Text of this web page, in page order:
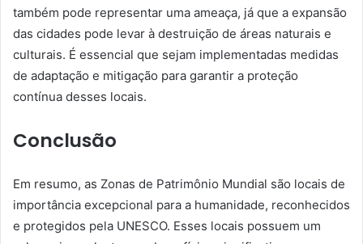
também pode representar uma ameaça, já que a expansão
das cidades pode levar à destruição de áreas naturais e
culturais. É essencial que sejam implementadas medidas
de adaptação e mitigação para garantir a proteção
contínua desses locais.
Conclusão
Em resumo, as Zonas de Patrimônio Mundial são locais de
importância excepcional para a humanidade, reconhecidos
e protegidos pela UNESCO. Esses locais possuem um